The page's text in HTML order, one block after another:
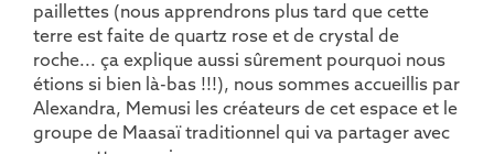
paillettes (nous apprendrons plus tard que cette
terre est faite de quartz rose et de crystal de
roche... ça explique aussi sûrement pourquoi nous
étions si bien là-bas !!!), nous sommes accueillis par
Alexandra, Memusi les créateurs de cet espace et le
groupe de Maasaï traditionnel qui va partager avec